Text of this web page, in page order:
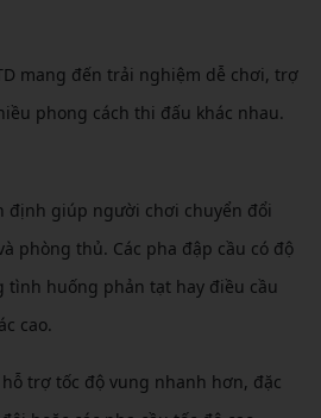
mang đến trải nghiệm dễ chơi, trợ
phong cách thi đấu khác nhau.
định giúp người chơi chuyển đổi
phòng thủ. Các pha đập cầu có độ
tình huống phản tạt hay điều cầu
cao.
trợ tốc độ vung nhanh hơn, đặc